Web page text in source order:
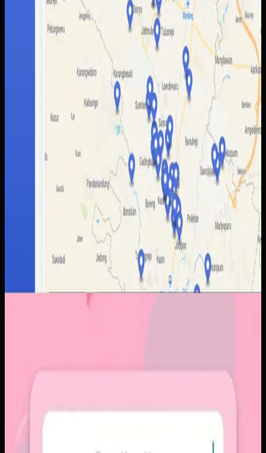
Baca studi kasus
Sebelumnya
Platform sosial umum sering membuat momen personal
tenggelam di antara konten publik, iklan, dan tekanan
untuk selalu tampil sempurna. Pengguna membutuhkan